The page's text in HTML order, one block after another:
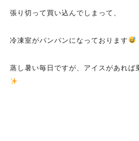
張り切って買い込んでしまって、
冷凍室がパンパンになっております
蒸し暑い毎日ですが、アイスがあれば